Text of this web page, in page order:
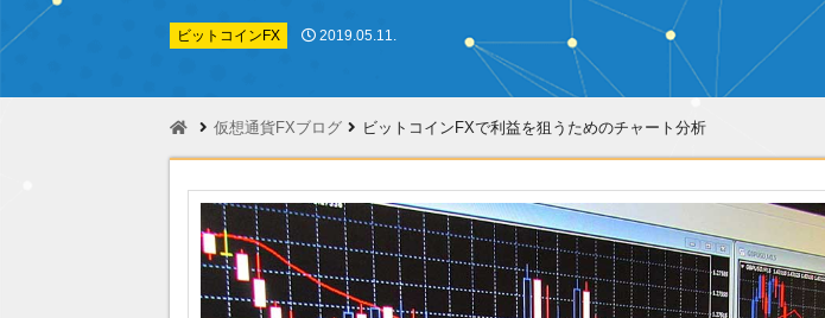
ビットコインFX 2019.05.11.
仮想通貨FXブログ ビットコインFXで利益を狙うためのチャート分析